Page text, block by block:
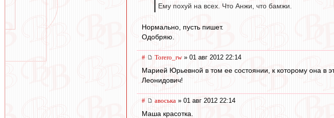
Ему похуй на всех. Что Анжи, что бамжи.
Нормально, пусть пишет.
Одобряю.
# Torero_rw» 01 авг 2012 22:14
Марией Юрьевной в том ее состоянии, к которому она в
Леонидович!
# авоська » 01 авг 2012 22:14
Маша красотка.